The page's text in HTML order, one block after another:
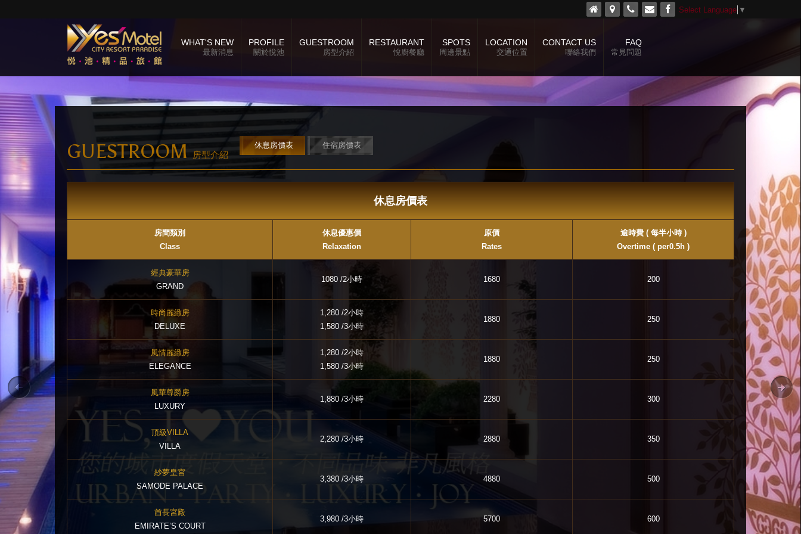
Select Language ▼
WHAT'S NEW
最新消息
PROFILE
關於悅池
GUESTROOM
房型介紹
RESTAURANT
悅廚餐廳
SPOTS
周邊景點
LOCATION
交通位置
CONTACT US
聯絡我們
FAQ
常見問題
GUESTROOM 房型介紹
休息房價表 住宿房價表
休息房價表
房間類別
Class
休息優惠價
Relaxation
原價
Rates
逾時費 ( 每半小時 )
Overtime ( per0.5h )
經典豪華房
GRAND
1080 /2小時 1680 200
時尚麗緻房
DELUXE
1,280 /2小時
1,580 /3小時
1880 250
風情麗緻房
ELEGANCE
1,280 /2小時
1,580 /3小時
1880 250
風華尊爵房
LUXURY
1,880 /3小時 2280 300
頂級VILLA
VILLA
2,280 /3小時 2880 350
紗夢皇宮
SAMODE PALACE
3,380 /3小時 4880 500
酋長宮殿
EMIRATE’S COURT
3,980 /3小時 5700 600